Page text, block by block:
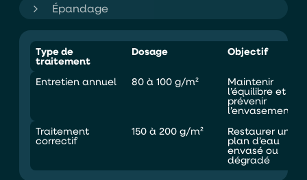
Épandage
Type de
traitement
Dosage Objectif
Entretien annuel 80 à 100 g/m² Maintenir
l’équilibre et
prévenir
l’envasement
Traitement
correctif
150 à 200 g/m² Restaurer un
plan d’eau
envasé ou
dégradé